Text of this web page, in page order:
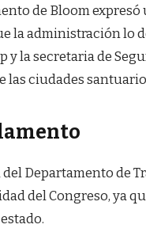
de Bloom
la administración lo
y la secretaria de
las ciudades
Departamento de
del Congreso, ya